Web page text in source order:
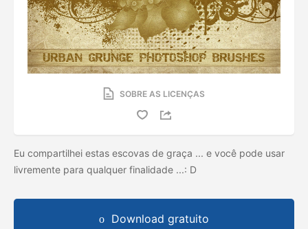
SOBRE AS LICENÇAS
Eu compartilhei estas escovas de graça ... e você pode usar
livremente para qualquer finalidade ...: D
Download gratuito